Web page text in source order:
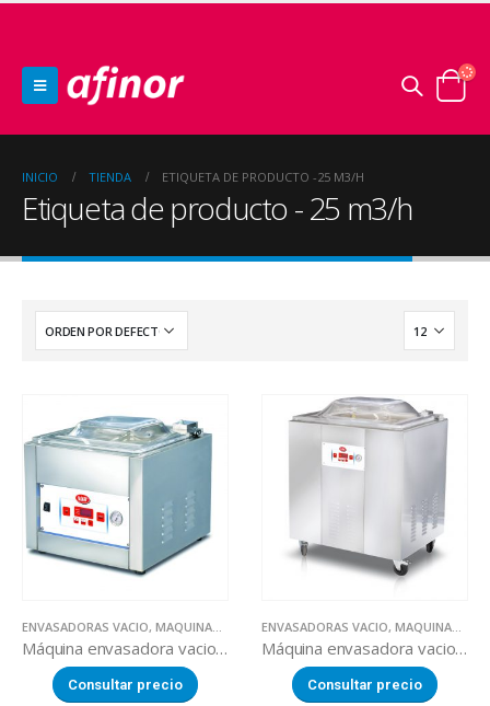
INICIO TIENDA ETIQUETA DE PRODUCTO -25 M3/H
Etiqueta de producto - 25 m3/h
ENVASADORAS VACIO, MAQUINARIA SECTOR ALIMENTACION
Máquina envasadora vacio SQUARE 450
Consultar precio
ENVASADORAS VACIO, MAQUINARIA SECTOR ALIMENTACION
Máquina envasadora vacio SQUARE 450 dual
Consultar precio